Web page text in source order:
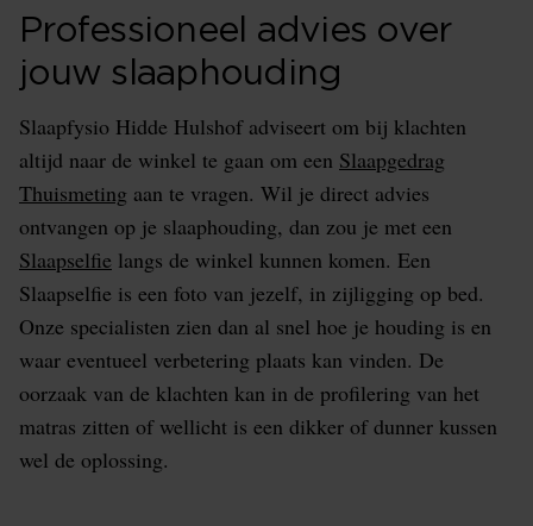
Professioneel advies over
jouw slaaphouding
Slaapfysio Hidde Hulshof adviseert om bij klachten
altijd naar de winkel te gaan om een Slaapgedrag
Thuismeting aan te vragen. Wil je direct advies
ontvangen op je slaaphouding, dan zou je met een
Slaapselfie langs de winkel kunnen komen. Een
Slaapselfie is een foto van jezelf, in zijligging op bed.
Onze specialisten zien dan al snel hoe je houding is en
waar eventueel verbetering plaats kan vinden. De
oorzaak van de klachten kan in de profilering van het
matras zitten of wellicht is een dikker of dunner kussen
wel de oplossing.